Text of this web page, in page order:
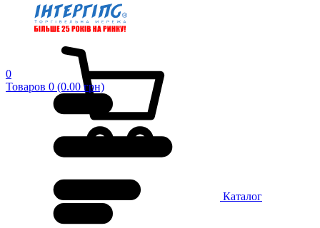
0
Товаров 0 (0.00 грн)
Каталог